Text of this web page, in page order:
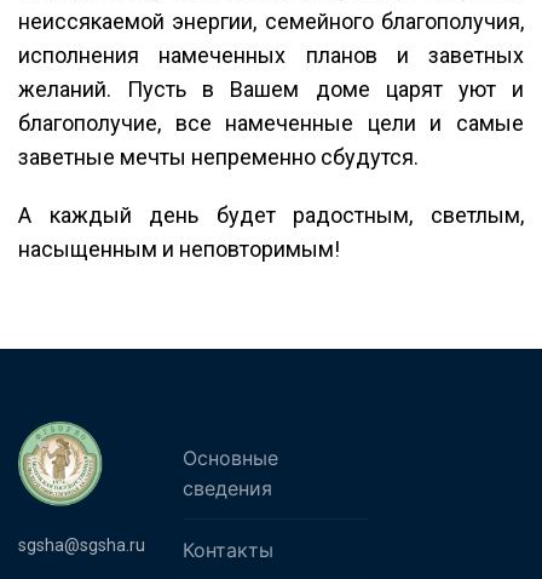
неиссякаемой энергии, семейного благополучия,
исполнения намеченных планов и заветных
желаний. Пусть в Вашем доме царят уют и
благополучие, все намеченные цели и самые
заветные мечты непременно сбудутся.
А каждый день будет радостным, светлым,
насыщенным и неповторимым!
sgsha@sgsha.ru
Основные
сведения
Контакты